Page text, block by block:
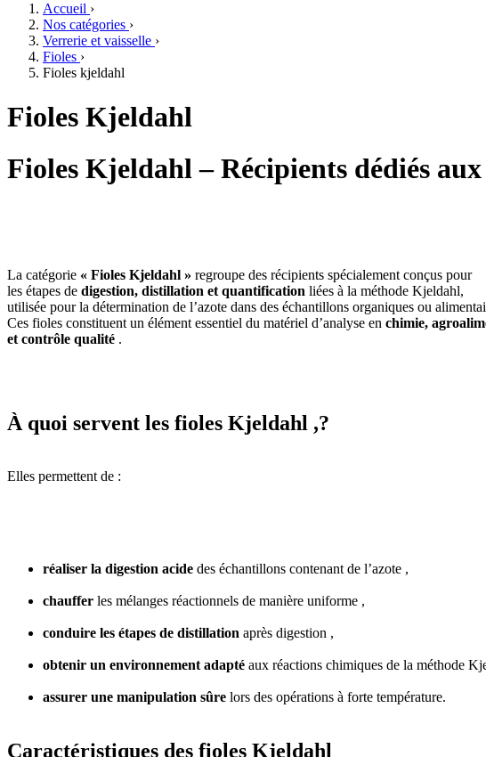
Accueil ›
Nos catégories ›
Verrerie et vaisselle ›
Fioles ›
Fioles kjeldahl
Fioles Kjeldahl
Fioles Kjeldahl – Récipients dédiés
La catégorie « Fioles Kjeldahl » regroupe des récipients spécialement conçus pour
les étapes de digestion, distillation et quantification liées à la méthode Kjeldahl,
utilisée pour la détermination de l’azote dans des échantillons organiques ou
Ces fioles constituent un élément essentiel du matériel d’analyse en chimie,
et contrôle qualité .
À quoi servent les fioles Kjeldahl ,?
Elles permettent de :
réaliser la digestion acide des échantillons contenant de l’azote ,
chauffer les mélanges réactionnels de manière uniforme ,
conduire les étapes de distillation après digestion ,
obtenir un environnement adapté aux réactions chimiques de la méthode
assurer une manipulation sûre lors des opérations à forte température.
Caractéristiques des fioles Kjeldahl